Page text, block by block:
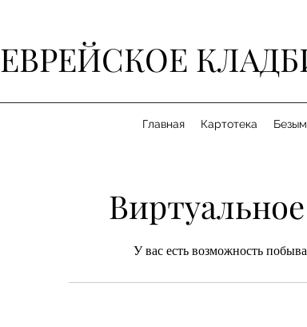
ЕВРЕЙСКОЕ
Главная Картотека
У вас есть возможность